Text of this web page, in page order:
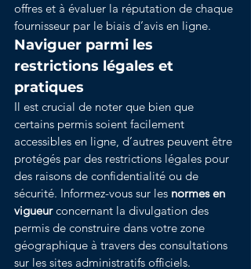
offres et à évaluer la réputation de chaque
fournisseur par le biais d’avis en ligne.
Naviguer parmi les
restrictions légales et
pratiques
Il est crucial de noter que bien que
certains permis soient facilement
accessibles en ligne, d’autres peuvent être
protégés par des restrictions légales pour
des raisons de confidentialité ou de
sécurité. Informez-vous sur les normes en
vigueur concernant la divulgation des
permis de construire dans votre zone
géographique à travers des consultations
sur les sites administratifs officiels.